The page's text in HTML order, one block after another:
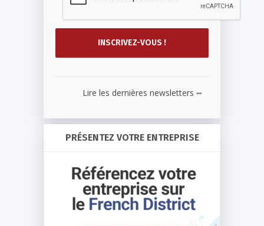
Lire les dernières newsletters ...
PRÉSENTEZ VOTRE ENTREPRISE